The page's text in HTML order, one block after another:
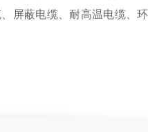
屏蔽电缆、耐高温电缆、